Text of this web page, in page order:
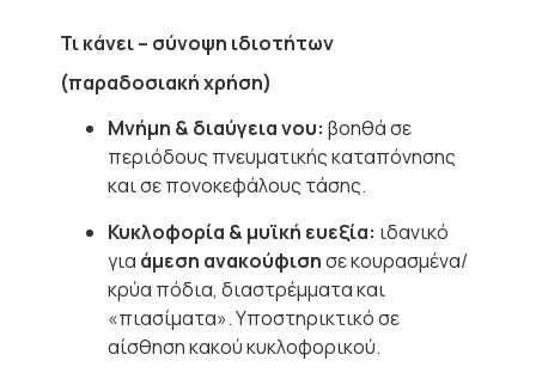
Τι κάνει – σύνοψη ιδιοτήτων
(παραδοσιακή χρήση)
Μνήμη & διαύγεια νου: βοηθά σε
περιόδους πνευματικής καταπόνησης
και σε πονοκεφάλους τάσης.
Κυκλοφορία & μυϊκή ευεξία: ιδανικό
για άμεση ανακούφισησε κουρασμένα/
κρύα πόδια, διαστρέμματα και
«πιασίματα». Υποστηρικτικό σε
αίσθηση κακού κυκλοφορικού.